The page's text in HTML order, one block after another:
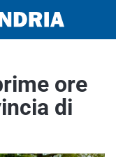
ore
di